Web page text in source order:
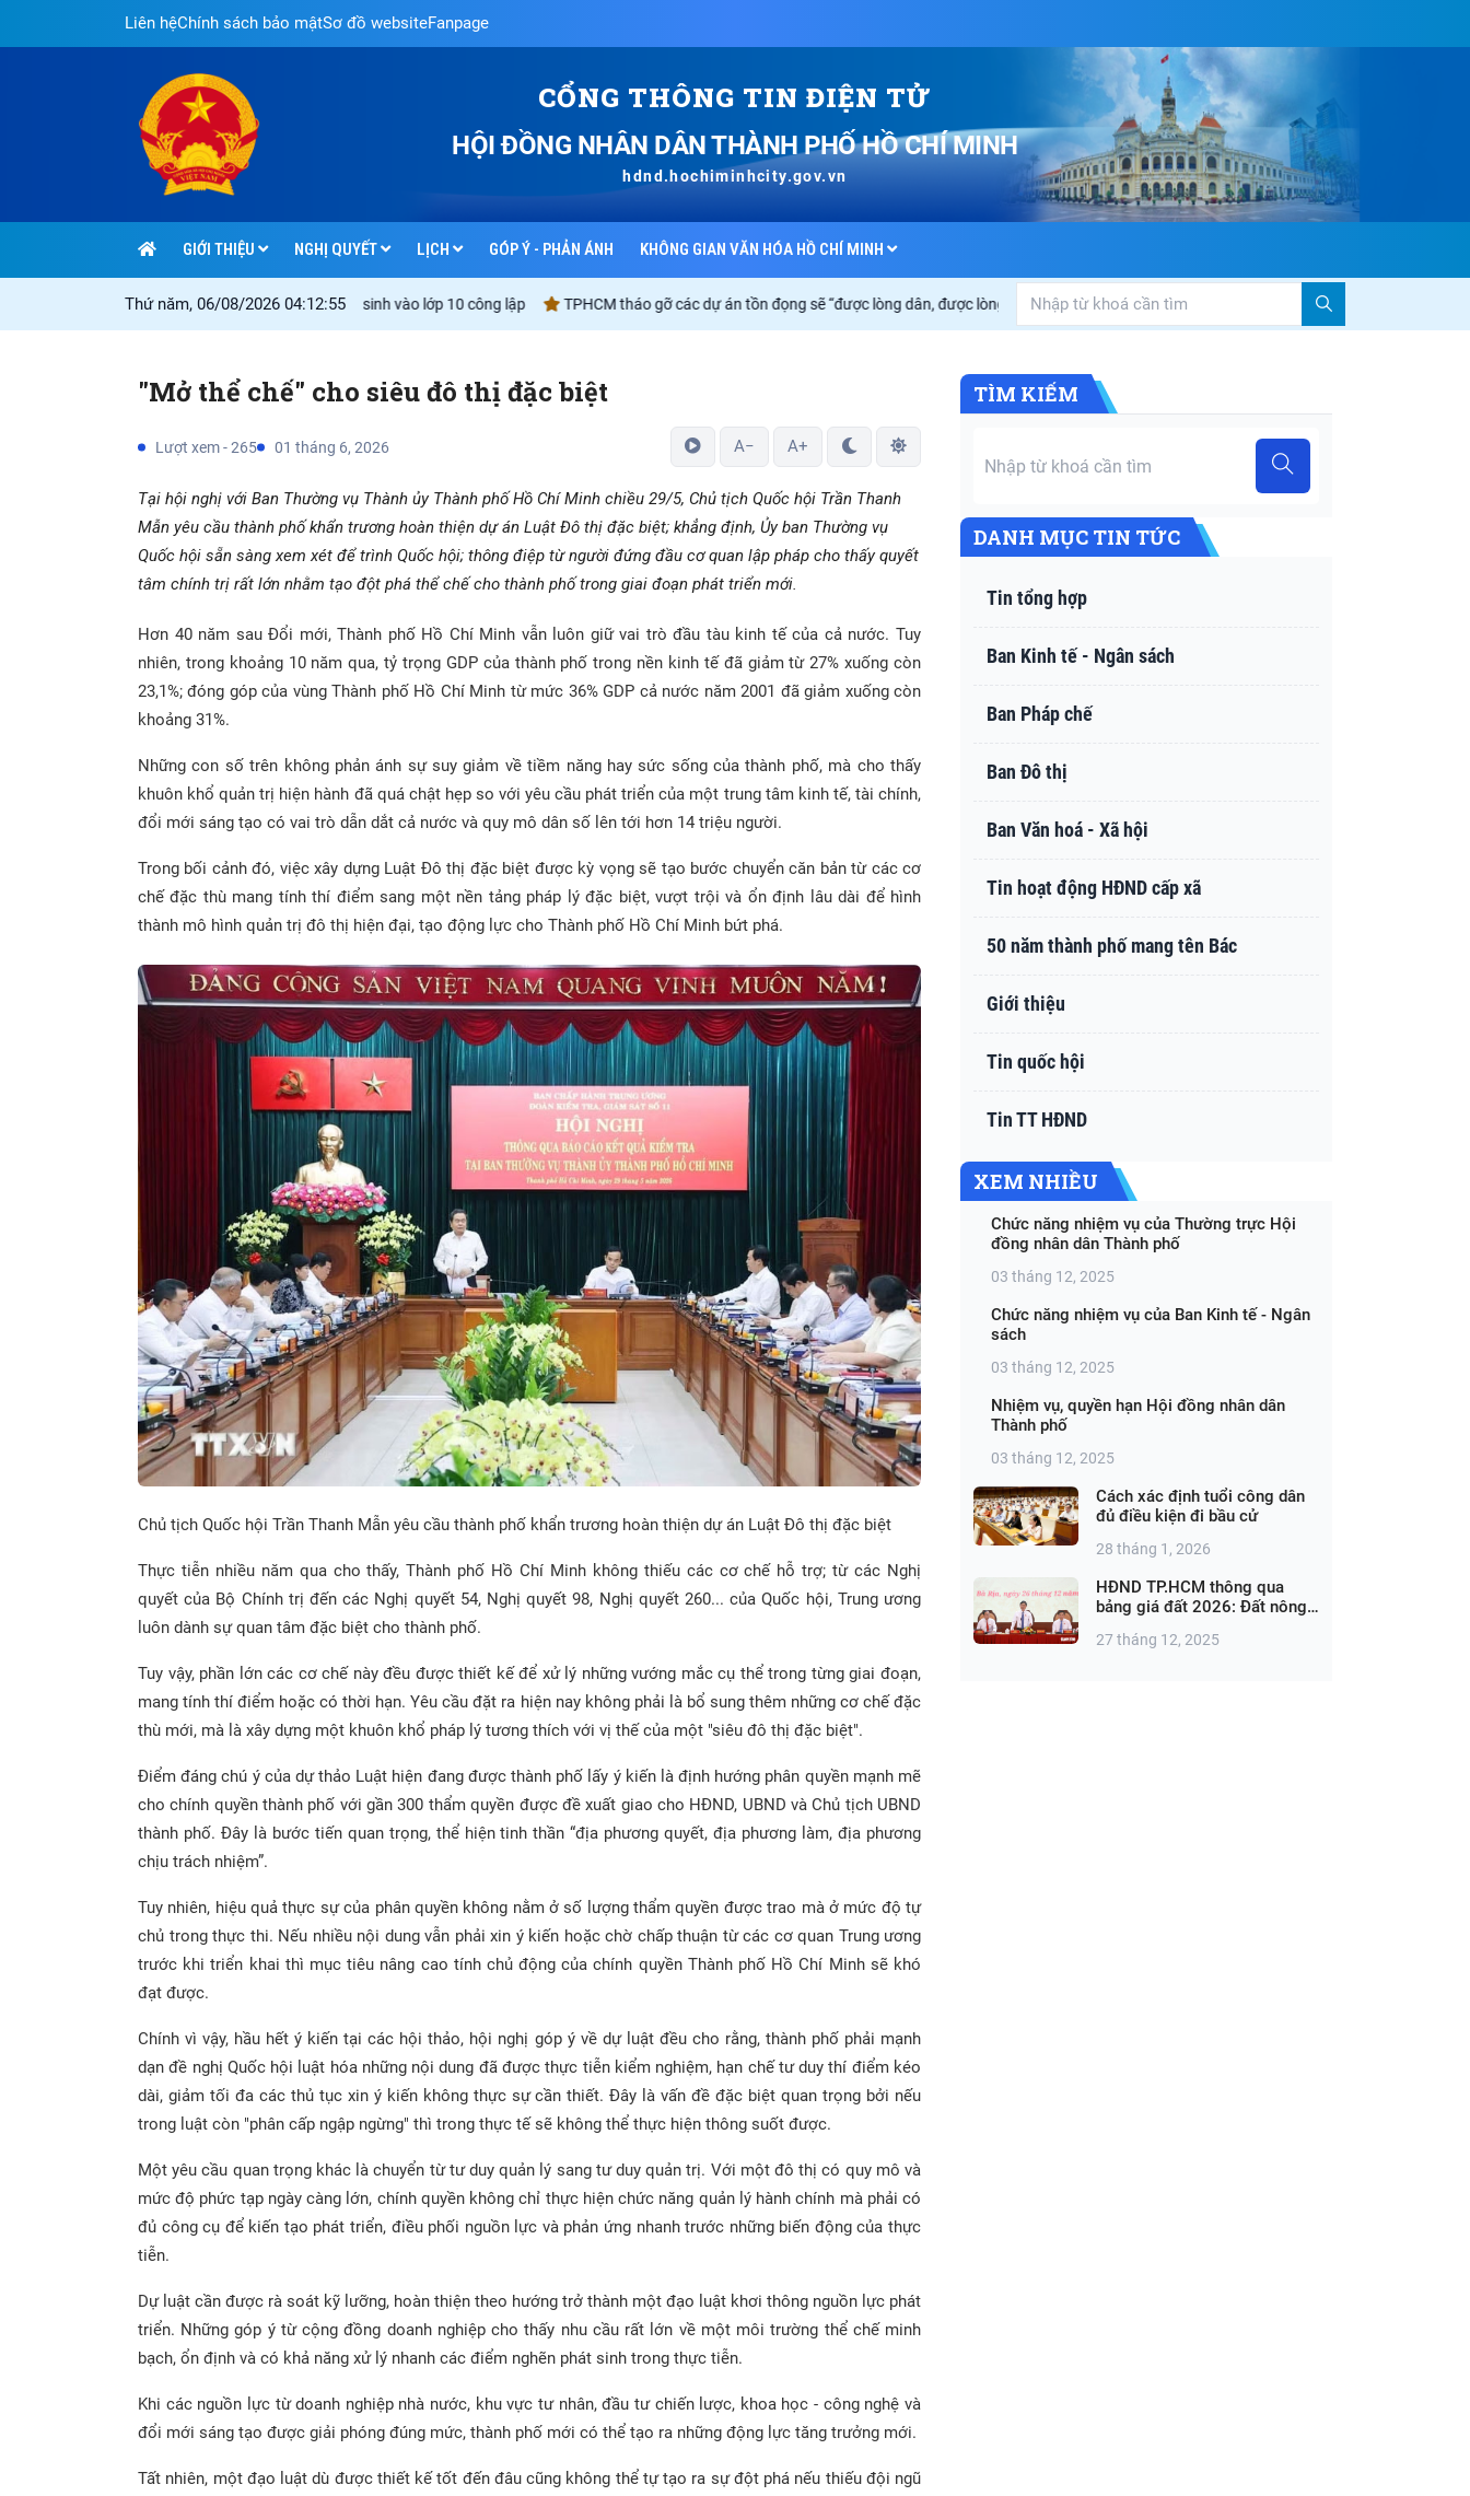
Liên hệChính sách bảo mậtSơ đồ websiteFanpage
CỔNG THÔNG TIN ĐIỆN TỬ
HỘI ĐỒNG NHÂN DÂNTHÀNH PHỐ HỒ CHÍ MINH
hdnd.hochiminhcity.gov.vn
GIỚI THIỆU NGHỊ QUYẾT LỊCH GÓP Ý - PHẢN ÁNH KHÔNG GIAN VĂN HÓA HỒ CHÍ MINH
Thứ năm, 06/08/2026 04:12:56
hiện "4 đúng, 3 không" đối với kỳ thi tuyển sinh vào lớp 10 công lập TPHCM tháo gỡ các dự án tồn đọng sẽ “được lòng dân, được lòng doanh nghiệp” Đoàn công tác Ban Văn hóa – Xã hội HĐND Thành
"Mở thể chế" cho siêu đô thị đặc biệt
Lượt xem - 265 01 tháng 6, 2026 A− A+
Tại hội nghị với Ban Thường vụ Thành ủy Thành phố Hồ Chí Minh chiều 29/5, Chủ tịch Quốc hội Trần Thanh
Mẫn yêu cầu thành phố khẩn trương hoàn thiện dự án Luật Đô thị đặc biệt; khẳng định, Ủy ban Thường vụ
Quốc hội sẵn sàng xem xét để trình Quốc hội; thông điệp từ người đứng đầu cơ quan lập pháp cho thấy quyết
tâm chính trị rất lớn nhằm tạo đột phá thể chế cho thành phố trong giai đoạn phát triển mới.
Hơn 40 năm sau Đổi mới, Thành phố Hồ Chí Minh vẫn luôn giữ vai trò đầu tàu kinh tế của cả nước. Tuy
nhiên, trong khoảng 10 năm qua, tỷ trọng GDP của thành phố trong nền kinh tế đã giảm từ 27% xuống còn
23,1%; đóng góp của vùng Thành phố Hồ Chí Minh từ mức 36% GDP cả nước năm 2001 đã giảm xuống còn
khoảng 31%.
Những con số trên không phản ánh sự suy giảm về tiềm năng hay sức sống của thành phố, mà cho thấy
khuôn khổ quản trị hiện hành đã quá chật hẹp so với yêu cầu phát triển của một trung tâm kinh tế, tài chính,
đổi mới sáng tạo có vai trò dẫn dắt cả nước và quy mô dân số lên tới hơn 14 triệu người.
Trong bối cảnh đó, việc xây dựng Luật Đô thị đặc biệt được kỳ vọng sẽ tạo bước chuyển căn bản từ các cơ
chế đặc thù mang tính thí điểm sang một nền tảng pháp lý đặc biệt, vượt trội và ổn định lâu dài để hình
thành mô hình quản trị đô thị hiện đại, tạo động lực cho Thành phố Hồ Chí Minh bứt phá.
Chủ tịch Quốc hội Trần Thanh Mẫn yêu cầu thành phố khẩn trương hoàn thiện dự án Luật Đô thị đặc biệt
Thực tiễn nhiều năm qua cho thấy, Thành phố Hồ Chí Minh không thiếu các cơ chế hỗ trợ; từ các Nghị
quyết của Bộ Chính trị đến các Nghị quyết 54, Nghị quyết 98, Nghị quyết 260... của Quốc hội, Trung ương
luôn dành sự quan tâm đặc biệt cho thành phố.
Tuy vậy, phần lớn các cơ chế này đều được thiết kế để xử lý những vướng mắc cụ thể trong từng giai đoạn,
mang tính thí điểm hoặc có thời hạn. Yêu cầu đặt ra hiện nay không phải là bổ sung thêm những cơ chế đặc
thù mới, mà là xây dựng một khuôn khổ pháp lý tương thích với vị thế của một "siêu đô thị đặc biệt".
Điểm đáng chú ý của dự thảo Luật hiện đang được thành phố lấy ý kiến là định hướng phân quyền mạnh mẽ
cho chính quyền thành phố với gần 300 thẩm quyền được đề xuất giao cho HĐND, UBND và Chủ tịch UBND
thành phố. Đây là bước tiến quan trọng, thể hiện tinh thần “địa phương quyết, địa phương làm, địa phương
chịu trách nhiệm”.
Tuy nhiên, hiệu quả thực sự của phân quyền không nằm ở số lượng thẩm quyền được trao mà ở mức độ tự
chủ trong thực thi. Nếu nhiều nội dung vẫn phải xin ý kiến hoặc chờ chấp thuận từ các cơ quan Trung ương
trước khi triển khai thì mục tiêu nâng cao tính chủ động của chính quyền Thành phố Hồ Chí Minh sẽ khó
đạt được.
Chính vì vậy, hầu hết ý kiến tại các hội thảo, hội nghị góp ý về dự luật đều cho rằng, thành phố phải mạnh
dạn đề nghị Quốc hội luật hóa những nội dung đã được thực tiễn kiểm nghiệm, hạn chế tư duy thí điểm kéo
dài, giảm tối đa các thủ tục xin ý kiến không thực sự cần thiết. Đây là vấn đề đặc biệt quan trọng bởi nếu
trong luật còn "phân cấp ngập ngừng" thì trong thực tế sẽ không thể thực hiện thông suốt được.
Một yêu cầu quan trọng khác là chuyển từ tư duy quản lý sang tư duy quản trị. Với một đô thị có quy mô và
mức độ phức tạp ngày càng lớn, chính quyền không chỉ thực hiện chức năng quản lý hành chính mà phải có
đủ công cụ để kiến tạo phát triển, điều phối nguồn lực và phản ứng nhanh trước những biến động của thực
tiễn.
Dự luật cần được rà soát kỹ lưỡng, hoàn thiện theo hướng trở thành một đạo luật khơi thông nguồn lực phát
triển. Những góp ý từ cộng đồng doanh nghiệp cho thấy nhu cầu rất lớn về một môi trường thể chế minh
bạch, ổn định và có khả năng xử lý nhanh các điểm nghẽn phát sinh trong thực tiễn.
Khi các nguồn lực từ doanh nghiệp nhà nước, khu vực tư nhân, đầu tư chiến lược, khoa học - công nghệ và
đổi mới sáng tạo được giải phóng đúng mức, thành phố mới có thể tạo ra những động lực tăng trưởng mới.
Tất nhiên, một đạo luật dù được thiết kế tốt đến đâu cũng không thể tự tạo ra sự đột phá nếu thiếu đội ngũ
TÌM KIẾM
DANH MỤC TIN TỨC
Tin tổng hợp
Ban Kinh tế - Ngân sách
Ban Pháp chế
Ban Đô thị
Ban Văn hoá - Xã hội
Tin hoạt động HĐND cấp xã
50 năm thành phố mang tên Bác
Giới thiệu
Tin quốc hội
Tin TT HĐND
XEM NHIỀU
Chức năng nhiệm vụ của Thường trực Hội
đồng nhân dân Thành phố
03 tháng 12, 2025
Chức năng nhiệm vụ của Ban Kinh tế - Ngân
sách
03 tháng 12, 2025
Nhiệm vụ, quyền hạn Hội đồng nhân dân
Thành phố
03 tháng 12, 2025
Cách xác định tuổi công dân
đủ điều kiện đi bầu cử
28 tháng 1, 2026
HĐND TP.HCM thông qua
bảng giá đất 2026: Đất nông
đồng/m²
27 tháng 12, 2025